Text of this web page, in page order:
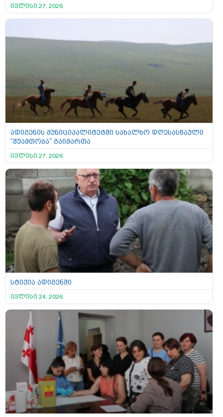
ივლისი 27, 2026
ადიგენის მუნიციპალიტეტში სახალხო დღესასწაული
“შუამთობა” გაიმართა
ივლისი 27, 2026
სტიქია ადიგენში
ივლისი 24, 2026